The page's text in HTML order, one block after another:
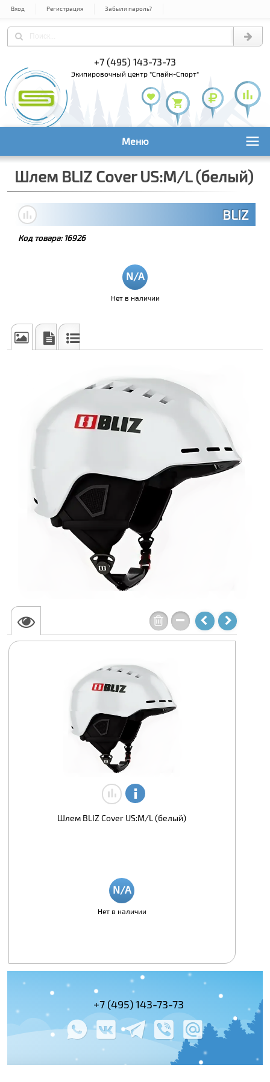
Вход Регистрация Забыли пароль?
+7 (495) 143-73-73
экипировочный центр "Спайн-Спорт"
Меню
Шлем BLIZ Cover US:M/L (белый)
BLIZ
Код товара: 16926
Нет в наличии
Шлем BLIZ Cover US:M/L (белый)
Нет в наличии
+7 (495) 143-73-73 +7 (800)
+7 (495)